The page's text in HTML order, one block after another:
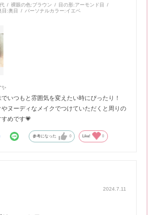
裸眼の色:ブラウン 目の形:アーモンド目
目:奥目 パーソナルカラー:イエベ
いつもと雰囲気を変えたい時にぴったり！
ヌーディなメイクでつけていただくと周りの
めです💗
参考になった 0 Like! 0
2024.7.11